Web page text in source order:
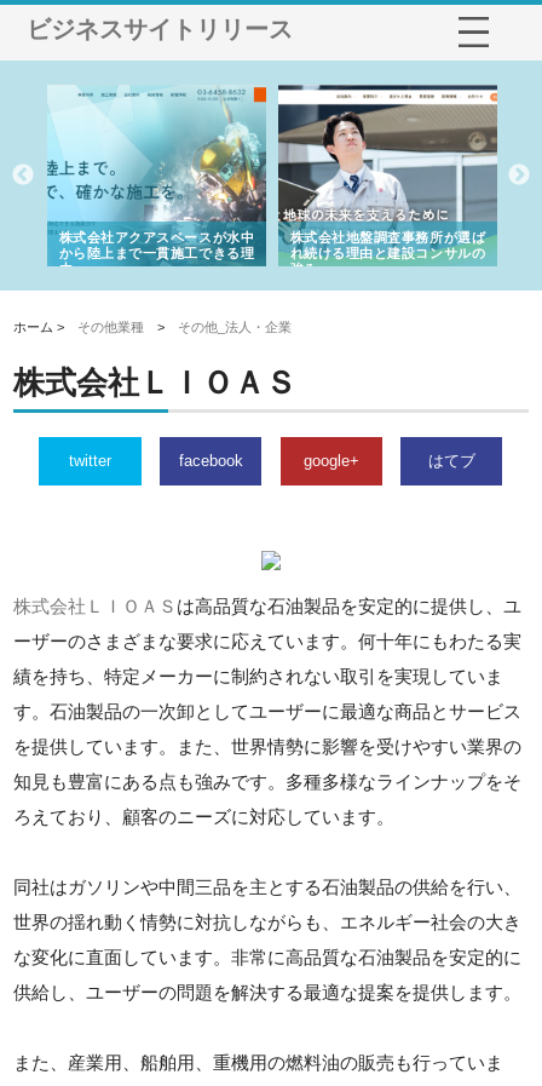
ビジネスサイトリリース
株式会社アクアスペースが水中
から陸上まで一貫施工できる理
由
株式会社地盤調査事務所が選ば
れ続ける理由と建設コンサルの
強み
ホーム > その他業種 > その他_法人・企業
株式会社ＬＩＯＡＳ
twitter facebook google+ はてブ
株式会社ＬＩＯＡＳ は高品質な石油製品を安定的に提供し、ユ
ーザーのさまざまな要求に応えています。何十年にもわたる実
績を持ち、特定メーカーに制約されない取引を実現していま
す。石油製品の一次卸としてユーザーに最適な商品とサービス
を提供しています。また、世界情勢に影響を受けやすい業界の
知見も豊富にある点も強みです。多種多様なラインナップをそ
ろえており、顧客のニーズに対応しています。
同社はガソリンや中間三品を主とする石油製品の供給を行い、
世界の揺れ動く情勢に対抗しながらも、エネルギー社会の大き
な変化に直面しています。非常に高品質な石油製品を安定的に
供給し、ユーザーの問題を解決する最適な提案を提供します。
また、産業用、船舶用、重機用の燃料油の販売も行っていま